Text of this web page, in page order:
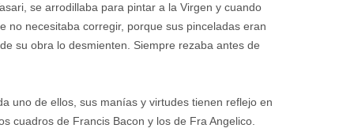
se arrodillaba para pintar a la Virgen y cuando
no necesitaba corregir, porque sus pinceladas eran
su obra lo desmienten. Siempre rezaba antes de
uno de ellos, sus manías y virtudes tienen reflejo en
cuadros de Francis Bacon y los de Fra Angelico.